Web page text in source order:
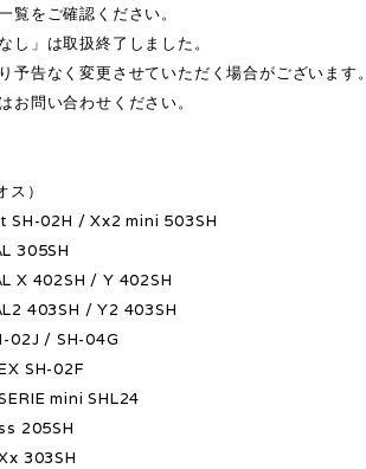
覧をご確認ください。
し」は取扱終了しました。
予告なく変更させていただく場合がございます。
お問い合わせください。
）
SH-02H / Xx2 mini 503SH
305SH
X 402SH / Y 402SH
403SH / Y2 403SH
02J / SH-04G
SH-02F
mini SHL24
205SH
303SH